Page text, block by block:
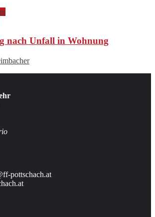
nach Unfall in Wohnung
pottschach.at